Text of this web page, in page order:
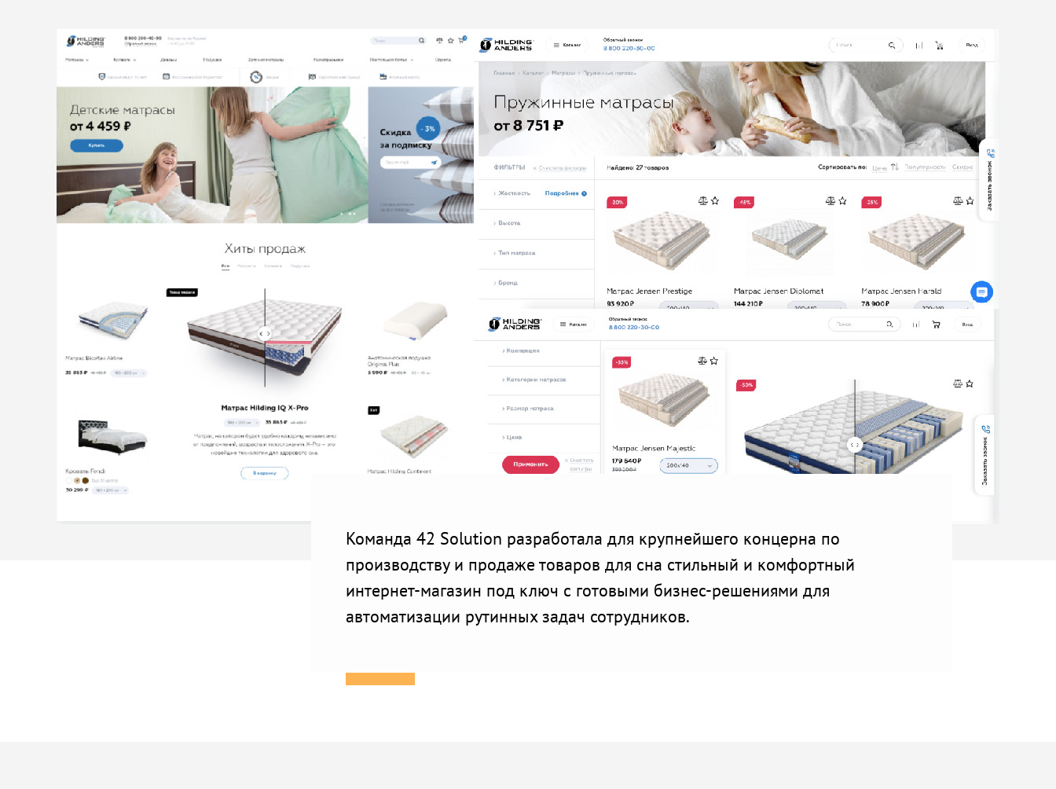
Команда 42 Solution разработала для крупнейшего концерна по
производству и продаже товаров для сна стильный и комфортный
интернет-магазин под ключ с готовыми бизнес-решениями для
автоматизации рутинных задач сотрудников.